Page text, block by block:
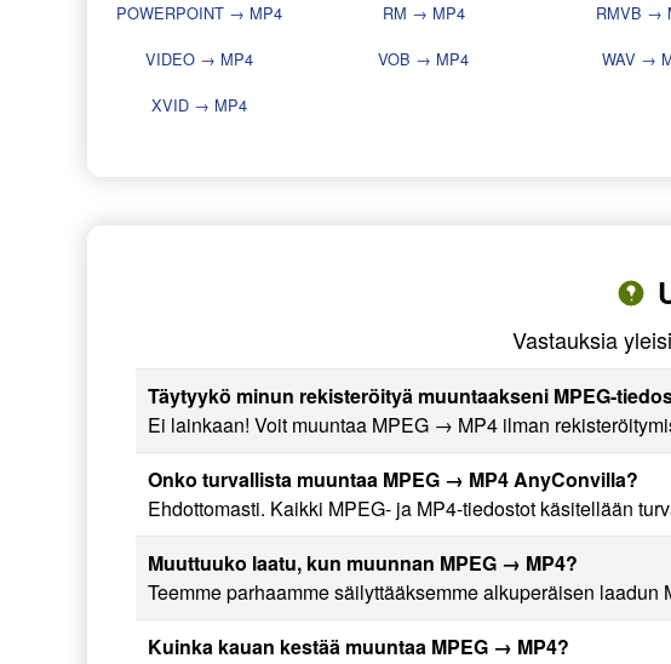
POWERPOINT → MP4
RM → MP4 RMVB →
VIDEO → MP4
VOB → MP4 WAV →
XVID → MP4
Vastauksia
Täytyykö minun rekisteröityä muuntaakseni MPEG-
Ei lainkaan! Voit muuntaa MPEG → MP4 ilman
Onko turvallista muuntaa MPEG → MP4 AnyConvilla?
Ehdottomasti. Kaikki MPEG- ja MP4-tiedostot käsitellään
Muuttuuko laatu, kun muunnan MPEG → MP4?
Teemme parhaamme säilyttääksemme alkuperäisen
Kuinka kauan kestää muuntaa MPEG → MP4?